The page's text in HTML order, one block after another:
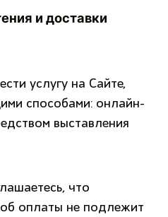
и доставки
услугу на Сайте,
способами: онлайн-
выставления
что
оплаты не подлежит